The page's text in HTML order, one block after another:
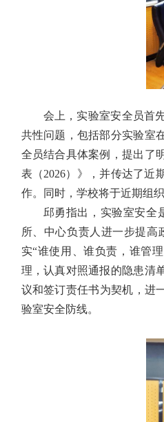
会上，实验室安全员首
共性问题，包括部分实验室
全员结合具体案例，提出了
表（2026）》，并传达了近
作。同时，学校将于近期组
邱勇指出，实验室安全
所、中心负责人进一步提
实“谁使用、谁负责，谁管
理，认真对照通报的隐患清
议和签订责任书为契机，进
验室安全防线。